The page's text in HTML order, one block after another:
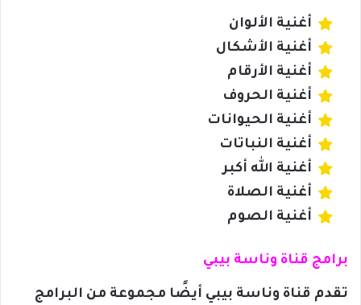
أغنية الألوان
أغنية الأشكال
أغنية الأرقام
أغنية الحروف
أغنية الحيوانات
أغنية النباتات
أغنية الله أكبر
أغنية الصلاة
أغنية الصوم
برامج قناة وناسة بيبي
تقدم قناة وناسة بيبي أيضًا مجموعة من البرامج